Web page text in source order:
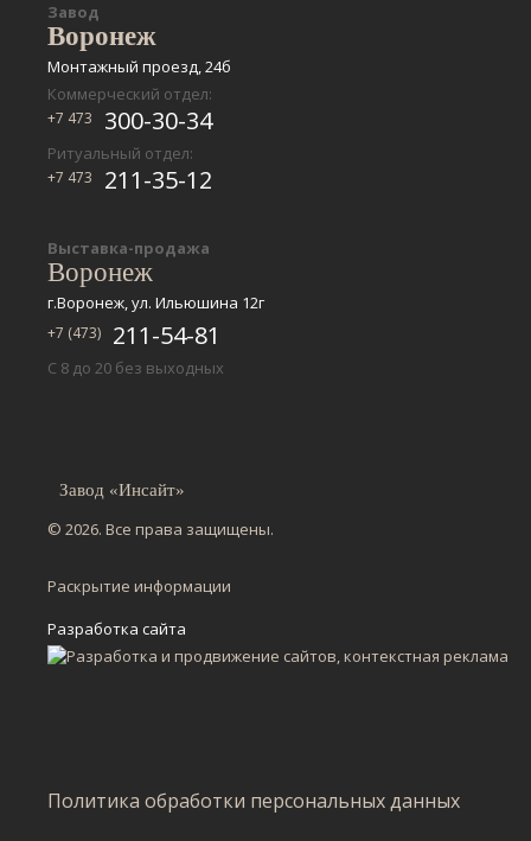
Завод
Воронеж
Монтажный проезд, 24б
Коммерческий отдел:
+7 473 300-30-34
Ритуальный отдел:
+7 473 211-35-12
Выставка-продажа
Воронеж
г.Воронеж, ул. Ильюшина 12г
+7 (473) 211-54-81
С 8 до 20 без выходных
Завод «Инсайт»
© 2026. Все права защищены.
Раскрытие информации
Разработка сайта
Политика обработки персональных данных